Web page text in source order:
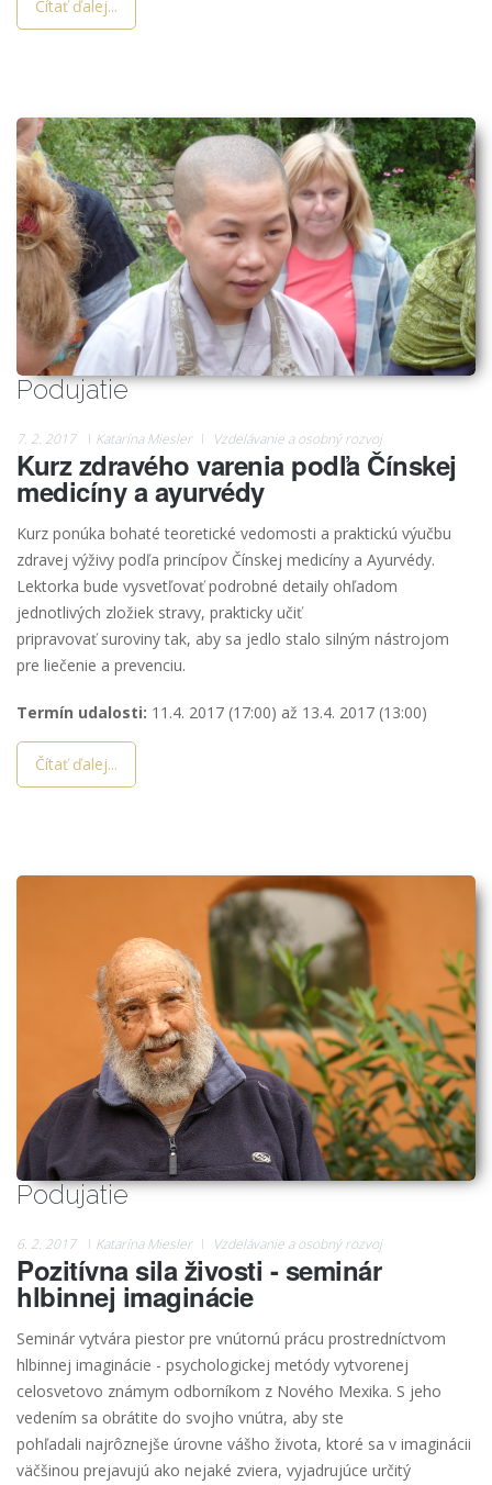
Čítať ďalej...
Podujatie
7. 2. 2017 Katarína Miesler Vzdelávanie a osobný rozvoj
Kurz zdravého varenia podľa Čínskej
medicíny a ayurvédy
Kurz ponúka bohaté teoretické vedomosti a praktickú výučbu
zdravej výživy podľa princípov Čínskej medicíny a Ayurvédy.
Lektorka bude vysvetľovať podrobné detaily ohľadom
jednotlivých zložiek stravy, prakticky učiť
pripravovať suroviny tak, aby sa jedlo stalo silným nástrojom
pre liečenie a prevenciu.
Termín udalosti: 11.4. 2017 (17:00) až 13.4. 2017 (13:00)
Čítať ďalej...
Podujatie
6. 2. 2017 Katarína Miesler Vzdelávanie a osobný rozvoj
Pozitívna sila živosti - seminár
hlbinnej imaginácie
Seminár vytvára piestor pre vnútornú prácu prostredníctvom
hlbinnej imaginácie - psychologickej metódy vytvorenej
celosvetovo známym odborníkom z Nového Mexika. S jeho
vedením sa obrátite do svojho vnútra, aby ste
pohľadali najrôznejše úrovne vášho života, ktoré sa v imaginácii
väčšinou prejavujú ako nejaké zviera, vyjadrujúce určitý